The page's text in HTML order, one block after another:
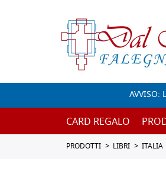
CARD REGALO
PRODOTTI LIBRI ITALIA